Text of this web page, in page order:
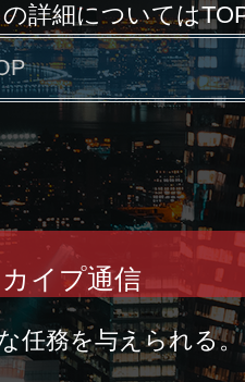
詳細については
イプ通信
任務を与えられる。